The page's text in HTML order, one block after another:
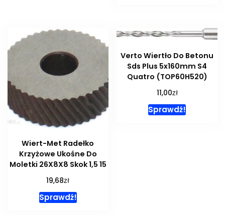
Wiert-Met Radełko
Krzyżowe Ukośne Do
Moletki 26X8X8 Skok 1,5 15
19,68zł
Sprawdź!
Verto Wiertło Do Betonu
Sds Plus 5x160mm S4
Quatro (TOP60H520)
11,00zł
Sprawdź!